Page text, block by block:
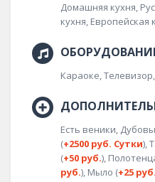
Домашняя кухня,
кухня, Европейская
Караоке,Телевизор,
Есть веники,
(+2500 руб. Сутки),
(+50 руб.),
руб.), Мыло (+25 руб.